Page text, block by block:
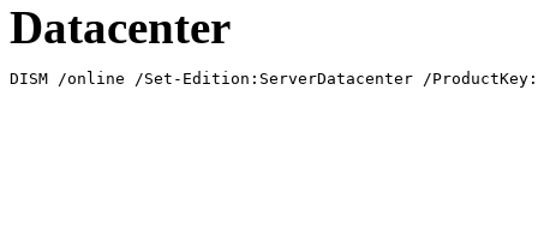
Datacenter
DISM /online /Set-Edition:ServerDatacenter /